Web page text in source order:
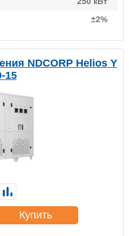
±2%
NDCORP Helios Y
15
Купить